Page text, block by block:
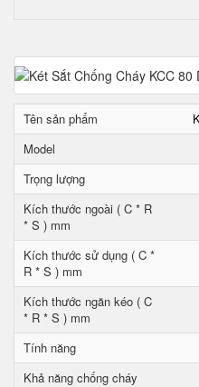
Tên sản phẩm
Model
Trọng lượng
Kích thước ngoài ( C * R
* S ) mm
Kích thước sử dụng ( C *
R * S ) mm
Kích thước ngăn kéo ( C
* R * S ) mm
Tính năng
Khả năng chống cháy